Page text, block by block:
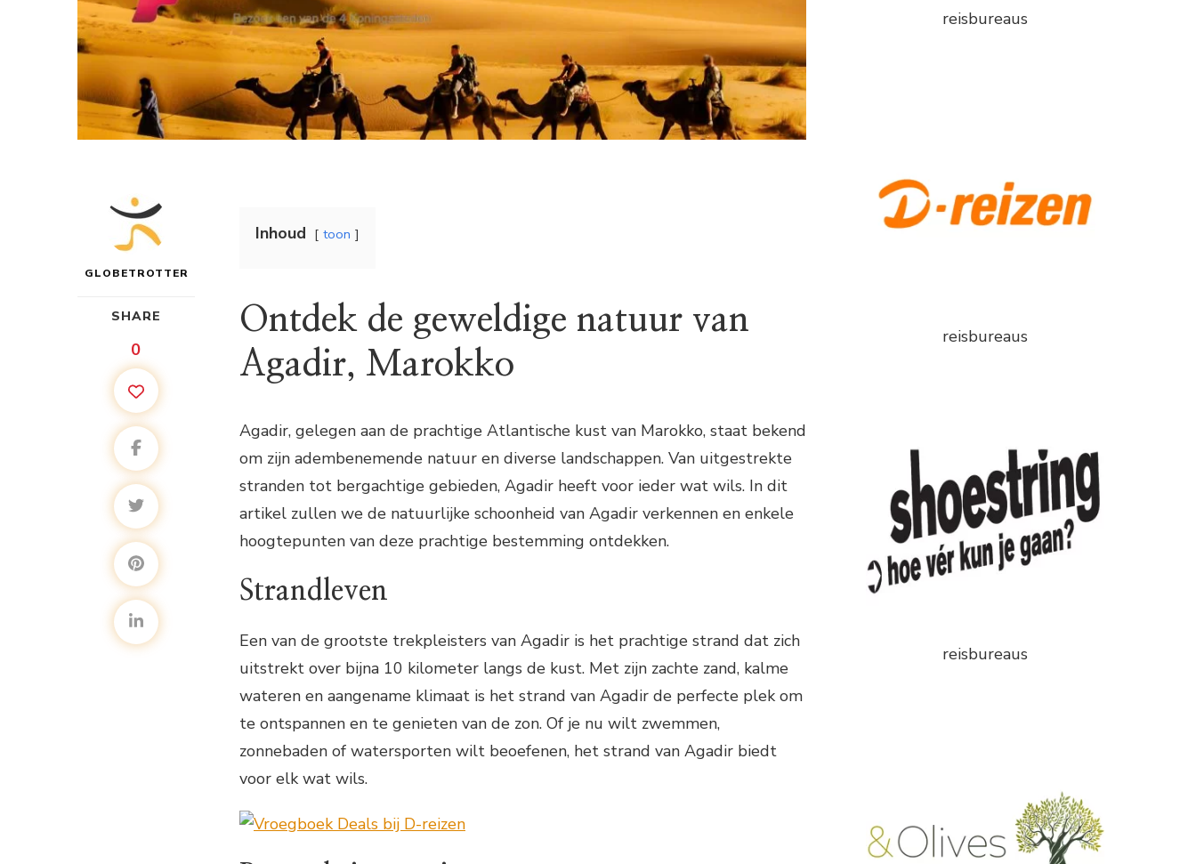
GLOBETROTTER
SHARE
0
Inhoud toon
Ontdek de geweldige natuur van
Agadir, Marokko
Agadir, gelegen aan de prachtige Atlantische kust van Marokko, staat bekend
om zijn adembenemende natuur en diverse landschappen. Van uitgestrekte
stranden tot bergachtige gebieden, Agadir heeft voor ieder wat wils. In dit
artikel zullen we de natuurlijke schoonheid van Agadir verkennen en enkele
hoogtepunten van deze prachtige bestemming ontdekken.
Strandleven
Een van de grootste trekpleisters van Agadir is het prachtige strand dat zich
uitstrekt over bijna 10 kilometer langs de kust. Met zijn zachte zand, kalme
wateren en aangename klimaat is het strand van Agadir de perfecte plek om
te ontspannen en te genieten van de zon. Of je nu wilt zwemmen,
zonnebaden of watersporten wilt beoefenen, het strand van Agadir biedt
voor elk wat wils.
reisbureaus
reisbureaus
reisbureaus